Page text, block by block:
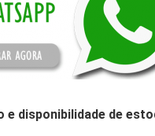
disponibilidade de